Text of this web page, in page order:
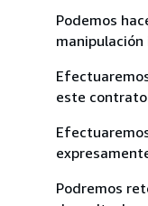
Podemos
este
Podremos